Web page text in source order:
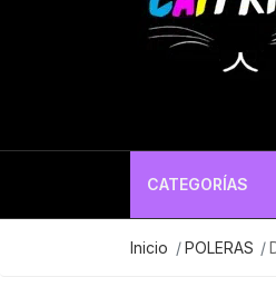
CATEGORÍAS
Inicio POLERAS